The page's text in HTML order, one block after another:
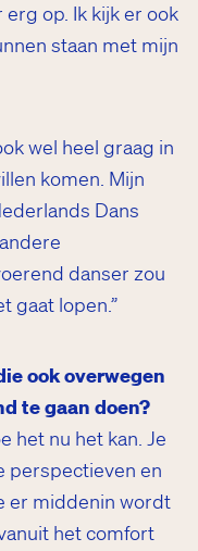
op. Ik kijk er ook
staan met mijn
wel heel graag in
komen. Mijn
Dans
danser zou
gaat lopen.”
ook overwegen
te gaan doen?
het nu het kan. Je
perspectieven en
er middenin wordt
het comfort